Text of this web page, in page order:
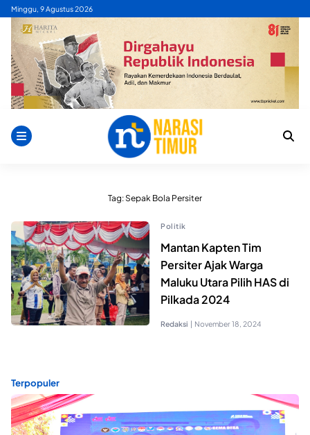
Skip
content
Minggu, 9 Agustus 2026
Tag:Sepak Bola Persiter
Politik
Mantan Kapten Tim
Persiter Ajak Warga
Maluku Utara Pilih HAS di
Pilkada 2024
Redaksi | November 18, 2024
Terpopuler